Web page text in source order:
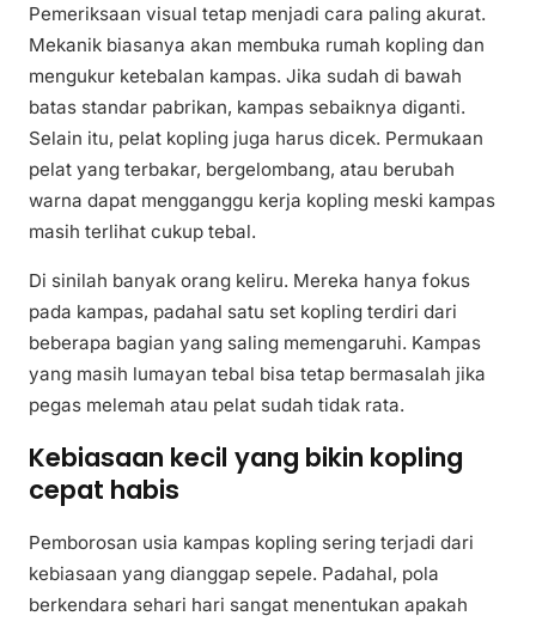
Pemeriksaan visual tetap menjadi cara paling akurat.
Mekanik biasanya akan membuka rumah kopling dan
mengukur ketebalan kampas. Jika sudah di bawah
batas standar pabrikan, kampas sebaiknya diganti.
Selain itu, pelat kopling juga harus dicek. Permukaan
pelat yang terbakar, bergelombang, atau berubah
warna dapat mengganggu kerja kopling meski kampas
masih terlihat cukup tebal.
Di sinilah banyak orang keliru. Mereka hanya fokus
pada kampas, padahal satu set kopling terdiri dari
beberapa bagian yang saling memengaruhi. Kampas
yang masih lumayan tebal bisa tetap bermasalah jika
pegas melemah atau pelat sudah tidak rata.
Kebiasaan kecil yang bikin kopling
cepat habis
Pemborosan usia kampas kopling sering terjadi dari
kebiasaan yang dianggap sepele. Padahal, pola
berkendara sehari hari sangat menentukan apakah